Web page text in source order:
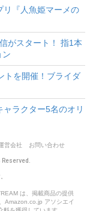
リ『人魚姫マーメの
がスタート！ 指1本
ン
トを開催！ブライダ
ラクター5名のオリ
営会社 お問い合わせ
は、掲載商品の提供
Amazon.co.jp アソシエイ